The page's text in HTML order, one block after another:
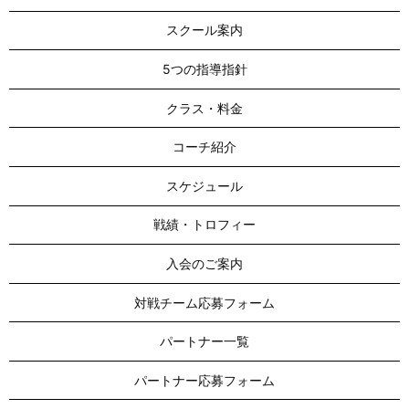
スクール案内
5つの指導指針
クラス・料金
コーチ紹介
スケジュール
戦績・トロフィー
入会のご案内
対戦チーム応募フォーム
パートナー一覧
パートナー応募フォーム